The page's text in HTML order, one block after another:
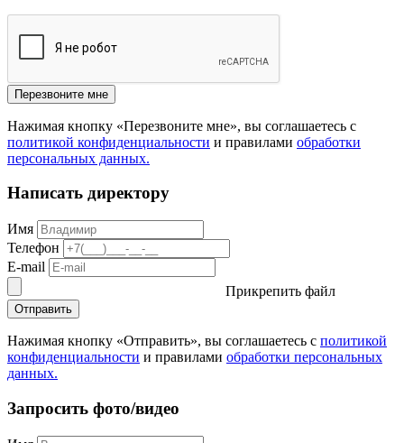
Перезвоните мне
Нажимая кнопку «Перезвоните мне», вы соглашаетесь с
политикой конфиденциальности и правилами обработки
персональных данных.
Написать директору
Имя
Телефон
E-mail
Прикрепить файл
Отправить
Нажимая кнопку «Отправить», вы соглашаетесь с политикой
конфиденциальности и правилами обработки персональных
данных.
Запросить фото/видео